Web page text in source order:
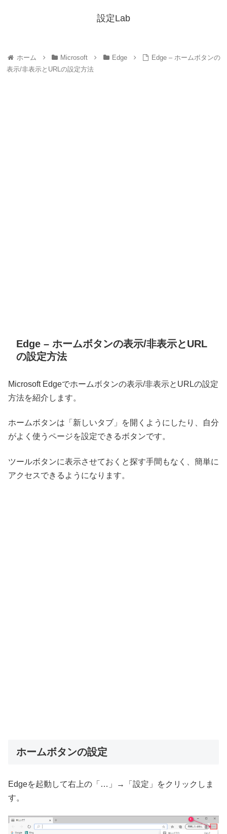
設定Lab
ホーム Microsoft Edge
Edge – ホームボタンの
表示/非表示とURLの設定方法
Edge – ホームボタンの表示/非表示とURL
の設定方法
Microsoft Edgeでホームボタンの表示/非表示とURLの設定
方法を紹介します。
ホームボタンは「新しいタブ」を開くようにしたり、自分
がよく使うページを設定できるボタンです。
ツールボタンに表示させておくと探す手間もなく、簡単に
アクセスできるようになります。
ホームボタンの設定
Edgeを起動して右上の「…」→「設定」をクリックしま
す。